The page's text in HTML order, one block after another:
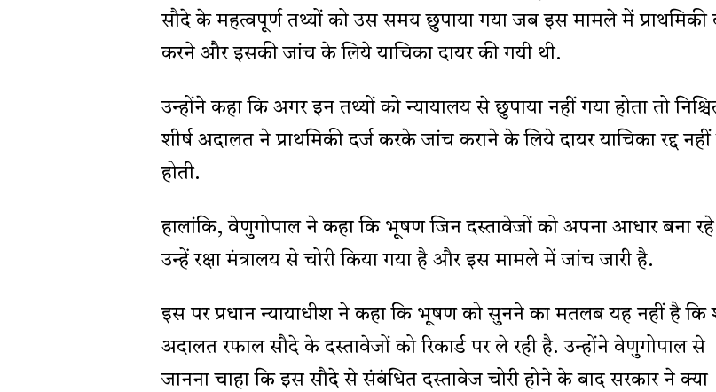
सौदे के महत्वपूर्ण तथ्यों को उस समय छुपाया गया जब इस मामले में प्राथमिकी
करने और इसकी जांच के लिये याचिका दायर की गयी थी.
उन्होंने कहा कि अगर इन तथ्यों को न्यायालय से छुपाया नहीं गया होता तो
शीर्ष अदालत ने प्राथमिकी दर्ज करके जांच कराने के लिये दायर याचिका रद्द
होती.
हालांकि, वेणुगोपाल ने कहा कि भूषण जिन दस्तावेजों को अपना आधार बना
उन्हें रक्षा मंत्रालय से चोरी किया गया है और इस मामले में जांच जारी है.
इस पर प्रधान न्यायाधीश ने कहा कि भूषण को सुनने का मतलब यह नहीं है कि
अदालत रफाल सौदे के दस्तावेजों को रिकार्ड पर ले रही है. उन्होंने वेणुगोपाल से
जानना चाहा कि इस सौदे से संबंधित दस्तावेज चोरी होने के बाद सरकार ने क्या